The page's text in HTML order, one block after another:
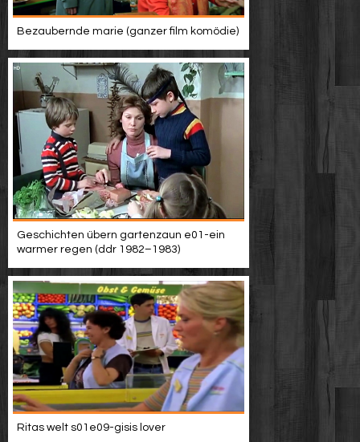
Bezaubernde marie (ganzer film komödie)
Geschichten übern gartenzaun e01-ein
warmer regen (ddr 1982–1983)
Ritas welt s01e09-gisis lover